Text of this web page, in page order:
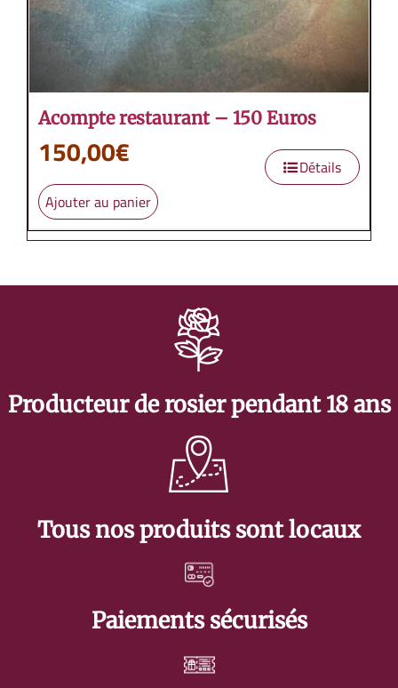
Acompte restaurant – 150 Euros
150,00€
Ajouter au panier
Détails
Producteur de rosier pendant 18 ans
Tous nos produits sont locaux
Paiements sécurisés